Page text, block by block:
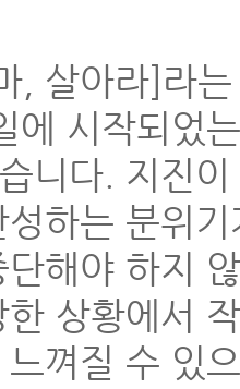
, 살아라]라
에 시작되었
니다. 지진
성하는 분위
단해야 하지
한 상황에서
느껴질 수 있